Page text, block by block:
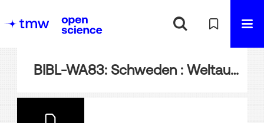
BIBL-WA83: Schweden : Weltausstellung 1873 in Wien